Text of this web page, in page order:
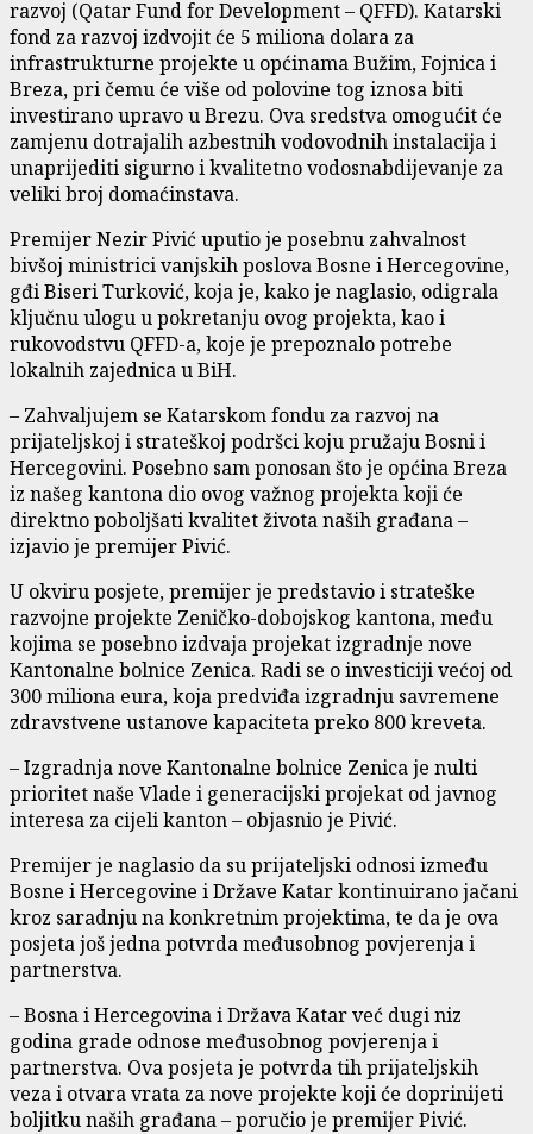
razvoj (Qatar Fund for Development – QFFD). Katarski
fond za razvoj izdvojit će 5 miliona dolara za
infrastrukturne projekte u općinama Bužim, Fojnica i
Breza, pri čemu će više od polovine tog iznosa biti
investirano upravo u Brezu. Ova sredstva omogućit će
zamjenu dotrajalih azbestnih vodovodnih instalacija i
unaprijediti sigurno i kvalitetno vodosnabdijevanje za
veliki broj domaćinstava.
Premijer Nezir Pivić uputio je posebnu zahvalnost
bivšoj ministrici vanjskih poslova Bosne i Hercegovine,
gđi Biseri Turković, koja je, kako je naglasio, odigrala
ključnu ulogu u pokretanju ovog projekta, kao i
rukovodstvu QFFD-a, koje je prepoznalo potrebe
lokalnih zajednica u BiH.
– Zahvaljujem se Katarskom fondu za razvoj na
prijateljskoj i strateškoj podršci koju pružaju Bosni i
Hercegovini. Posebno sam ponosan što je općina Breza
iz našeg kantona dio ovog važnog projekta koji će
direktno poboljšati kvalitet života naših građana –
izjavio je premijer Pivić.
U okviru posjete, premijer je predstavio i strateške
razvojne projekte Zeničko-dobojskog kantona, među
kojima se posebno izdvaja projekat izgradnje nove
Kantonalne bolnice Zenica. Radi se o investiciji većoj od
300 miliona eura, koja predviđa izgradnju savremene
zdravstvene ustanove kapaciteta preko 800 kreveta.
– Izgradnja nove Kantonalne bolnice Zenica je nulti
prioritet naše Vlade i generacijski projekat od javnog
interesa za cijeli kanton – objasnio je Pivić.
Premijer je naglasio da su prijateljski odnosi između
Bosne i Hercegovine i Države Katar kontinuirano jačani
kroz saradnju na konkretnim projektima, te da je ova
posjeta još jedna potvrda međusobnog povjerenja i
partnerstva.
– Bosna i Hercegovina i Država Katar već dugi niz
godina grade odnose međusobnog povjerenja i
partnerstva. Ova posjeta je potvrda tih prijateljskih
veza i otvara vrata za nove projekte koji će doprinijeti
boljitku naših građana – poručio je premijer Pivić.